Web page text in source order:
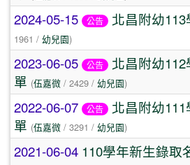
2024-05-15 公告 北昌附幼
1961 / 幼兒園)
2023-06-05 公告
北昌附幼
單 (伍嘉微 / 2429 / 幼兒園)
2022-06-07 公告
北昌附幼
單 (伍嘉微 / 3291 / 幼兒園)
2021-06-04 110學年新生錄取